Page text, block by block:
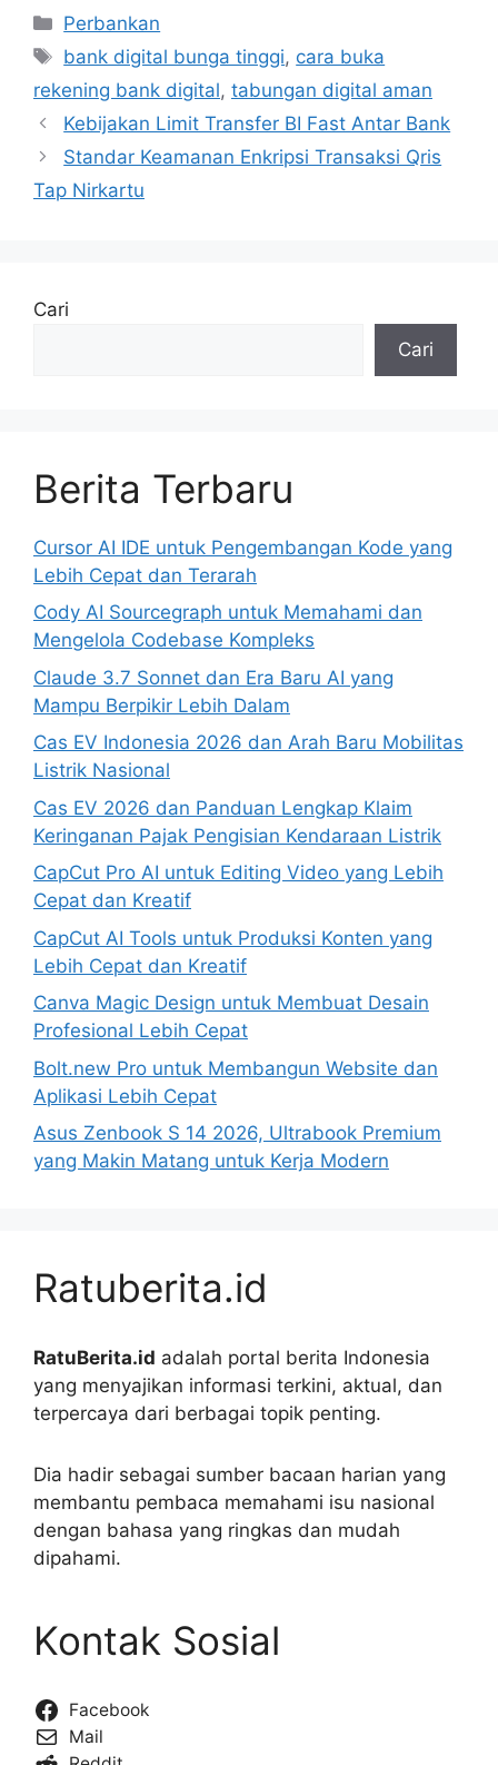
Kategori
Perbankan
Tag
bank digital bunga tinggi, cara buka
rekening bank digital, tabungan digital aman
Kebijakan Limit Transfer BI Fast Antar Bank
Standar Keamanan Enkripsi Transaksi Qris
Tap Nirkartu
Cari
Cari
Berita Terbaru
Cursor AI IDE untuk Pengembangan Kode yang
Lebih Cepat dan Terarah
Cody AI Sourcegraph untuk Memahami dan
Mengelola Codebase Kompleks
Claude 3.7 Sonnet dan Era Baru AI yang
Mampu Berpikir Lebih Dalam
Cas EV Indonesia 2026 dan Arah Baru Mobilitas
Listrik Nasional
Cas EV 2026 dan Panduan Lengkap Klaim
Keringanan Pajak Pengisian Kendaraan Listrik
CapCut Pro AI untuk Editing Video yang Lebih
Cepat dan Kreatif
CapCut AI Tools untuk Produksi Konten yang
Lebih Cepat dan Kreatif
Canva Magic Design untuk Membuat Desain
Profesional Lebih Cepat
Bolt.new Pro untuk Membangun Website dan
Aplikasi Lebih Cepat
Asus Zenbook S 14 2026, Ultrabook Premium
yang Makin Matang untuk Kerja Modern
Ratuberita.id
RatuBerita.id adalah portal berita Indonesia
yang menyajikan informasi terkini, aktual, dan
terpercaya dari berbagai topik penting.
Dia hadir sebagai sumber bacaan harian yang
membantu pembaca memahami isu nasional
dengan bahasa yang ringkas dan mudah
dipahami.
Kontak Sosial
Facebook
Mail